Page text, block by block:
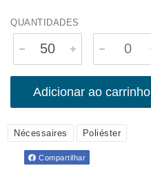
QUANTIDADES
Adicionar ao carrinho
Nécessaires Poliéster
Compartilhar